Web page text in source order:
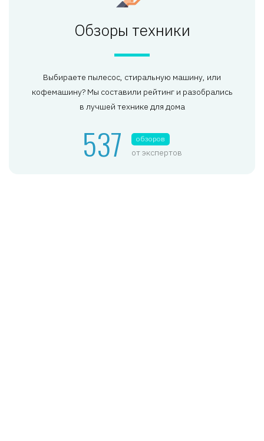
Обзоры техники
Выбираете пылесос, стиральную машину, или
кофемашину? Мы составили рейтинг и разобрались
в лучшей технике для дома
537 обзоров
от экспертов